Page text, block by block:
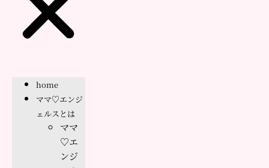
home
ママ♡エンジ
ェルスとは
ママ
♡エ
ンジ